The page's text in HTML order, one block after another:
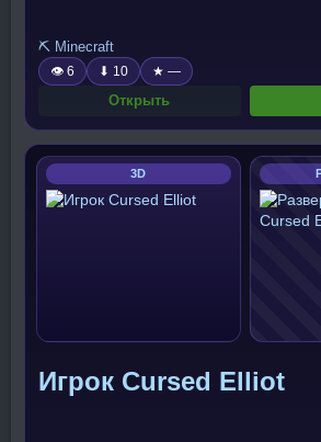
⛏️ Minecraft
👁 6 ⬇ 10 ★ —
Открыть
3D
Игрок Cursed Elliot